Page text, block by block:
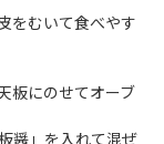
をむいて食べやす
板にのせてオーブ
醤」を入れて混ぜ